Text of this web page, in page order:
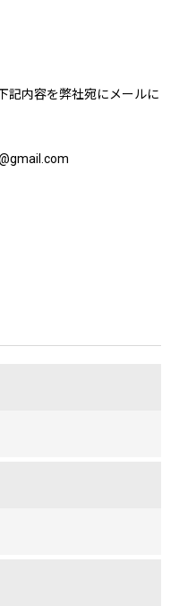
記内容を弊社宛にメールに